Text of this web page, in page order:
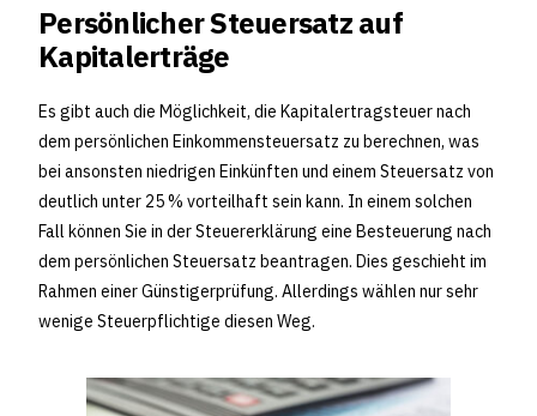
Persönlicher Steuersatz auf
Kapitalerträge
Es gibt auch die Möglichkeit, die Kapitalertragsteuer nach
dem persönlichen Einkommensteuersatz zu berechnen, was
bei ansonsten niedrigen Einkünften und einem Steuersatz von
deutlich unter 25 % vorteilhaft sein kann. In einem solchen
Fall können Sie in der Steuererklärung eine Besteuerung nach
dem persönlichen Steuersatz beantragen. Dies geschieht im
Rahmen einer Günstigerprüfung. Allerdings wählen nur sehr
wenige Steuerpflichtige diesen Weg.